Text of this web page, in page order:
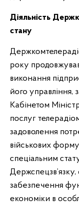
Діяльність
стану
року
виконання
його управління,
Кабінетом
послуг
задоволення
військових
спеціальним
забезпечення
економіки в